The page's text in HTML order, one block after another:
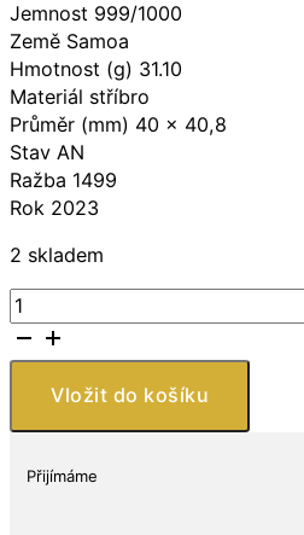
Jemnost 999/1000
Země Samoa
Hmotnost (g) 31.10
Materiál stříbro
Průměr (mm) 40 x 40,8
Stav AN
Ražba 1499
Rok 2023
2 skladem
New
Zealand
Mint
Optimus
štít
Vložit do košíku
Přijímáme